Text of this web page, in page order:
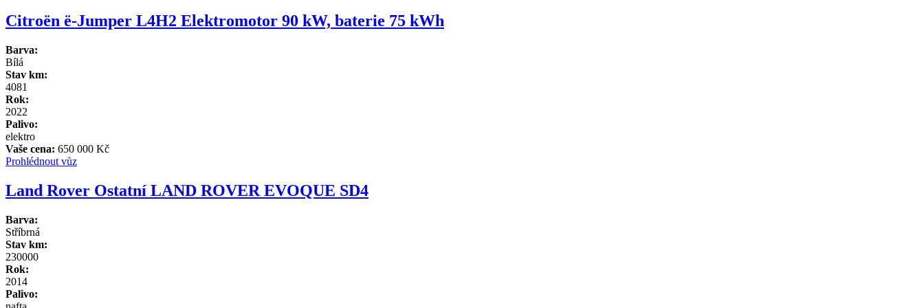
Citroën ë-Jumper L4H2 Elektromotor 90 kW, baterie 75 kWh
Barva:
Bílá
Stav km:
4081
Rok:
2022
Palivo:
elektro
Vaše cena: 650 000 Kč
Prohlédnout vůz
Land Rover Ostatní LAND ROVER EVOQUE SD4
Barva:
Stříbrná
Stav km:
230000
Rok:
2014
Palivo: